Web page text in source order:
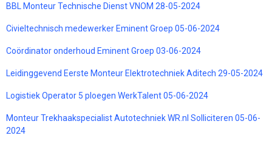
BBL Monteur Technische Dienst VNOM 28-05-2024
Civieltechnisch medewerker Eminent Groep 05-06-2024
Coördinator onderhoud Eminent Groep 03-06-2024
Leidinggevend Eerste Monteur Elektrotechniek Aditech 29-05-2024
Logistiek Operator 5 ploegen WerkTalent 05-06-2024
Monteur Trekhaakspecialist Autotechniek WR.nl Solliciteren 05-06-
2024